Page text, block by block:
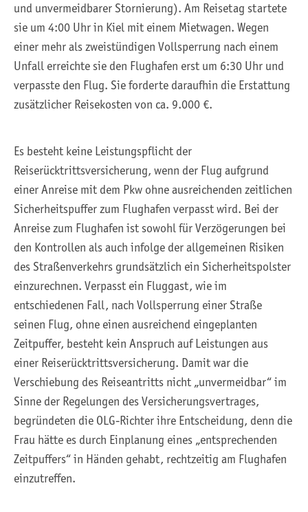
und unvermeidbarer Stornierung). Am Reisetag startete
sie um 4:00 Uhr in Kiel mit einem Mietwagen. Wegen
einer mehr als zweistündigen Vollsperrung nach einem
Unfall erreichte sie den Flughafen erst um 6:30 Uhr und
verpasste den Flug. Sie forderte daraufhin die Erstattung
zusätzlicher Reisekosten von ca. 9.000 €.
Es besteht keine Leistungspflicht der
Reiserücktrittsversicherung, wenn der Flug aufgrund
einer Anreise mit dem Pkw ohne ausreichenden zeitlichen
Sicherheitspuffer zum Flughafen verpasst wird. Bei der
Anreise zum Flughafen ist sowohl für Verzögerungen bei
den Kontrollen als auch infolge der allgemeinen Risiken
des Straßenverkehrs grundsätzlich ein Sicherheitspolster
einzurechnen. Verpasst ein Fluggast, wie im
entschiedenen Fall, nach Vollsperrung einer Straße
seinen Flug, ohne einen ausreichend eingeplanten
Zeitpuffer, besteht kein Anspruch auf Leistungen aus
einer Reiserücktrittsversicherung. Damit war die
Verschiebung des Reiseantritts nicht „unvermeidbar“ im
Sinne der Regelungen des Versicherungsvertrages,
begründeten die OLG-Richter ihre Entscheidung, denn die
Frau hätte es durch Einplanung eines „entsprechenden
Zeitpuffers“ in Händen gehabt, rechtzeitig am Flughafen
einzutreffen.